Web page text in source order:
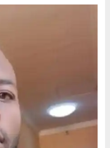
son
39e
anniversaire